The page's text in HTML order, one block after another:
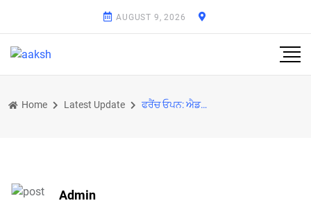
AUGUST 9, 2026
Home Latest Update ਫਰੈਂਚ ਓਪਨ: ਐਡਵਰਡ ਰੋਜਰ-ਵੇਸੇਲਿਨ ਅਤੇ ਲੌਰਾ ਸਿਗਮੁੰਡ ਨੇ ਮਿਕਸਡ ਡਬਲਜ਼ ਖ਼ਿਤਾਬ ਜਿੱਤਿਆ
Admin